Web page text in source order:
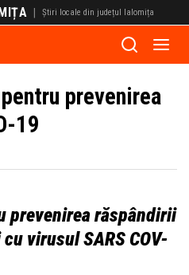
| Știri locale din județul Ialomița
prevenirea
19
prevenirea răspândirii
virusul SARS COV-